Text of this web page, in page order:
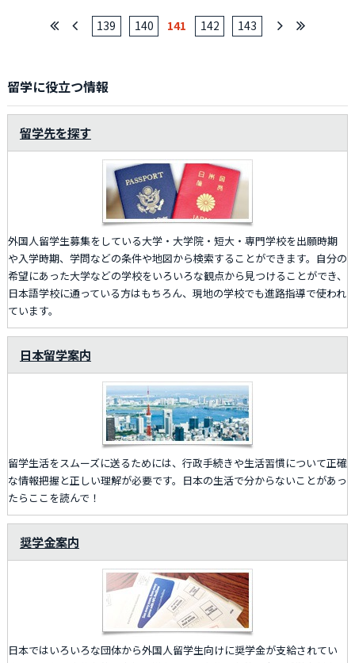
139 140 141 142 143
留学に役立つ情報
留学先を探す
外国人留学生募集をしている大学・大学院・短大・専門学校を出願時期
や入学時期、学問などの条件や地図から検索することができます。自分の
希望にあった大学などの学校をいろいろな観点から見つけることができ、
日本語学校に通っている方はもちろん、現地の学校でも進路指導で使われ
ています。
日本留学案内
留学生活をスムーズに送るためには、行政手続きや生活習慣について正確
な情報把握と正しい理解が必要です。日本の生活で分からないことがあっ
たらここを読んで！
奨学金案内
日本ではいろいろな団体から外国人留学生向けに奨学金が支給されてい